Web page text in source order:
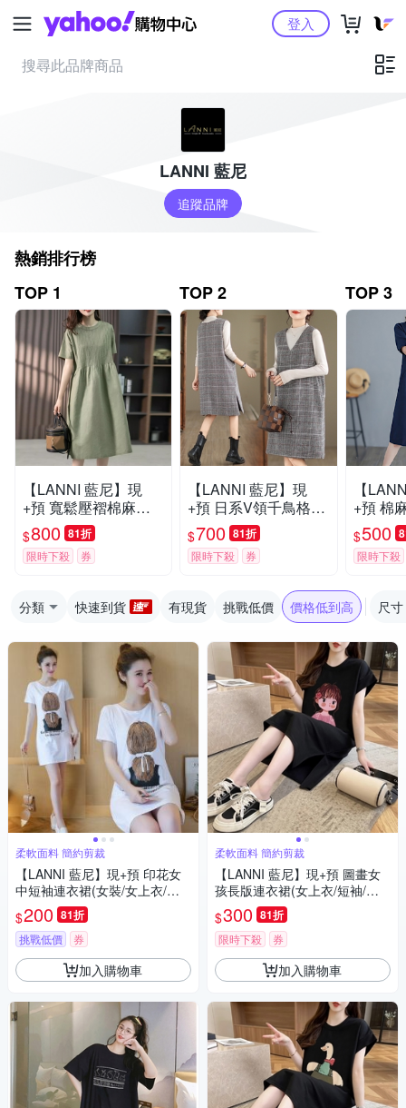
Yahoo購物中心登入
LANNI 藍尼
追蹤品牌
熱銷排行榜
TOP 1
【LANNI 藍尼】現
+預 寬鬆壓褶棉麻連
衣裙(連身裙/中長款/
顯瘦)
$800 81折
限時下殺 券
TOP 2
【LANNI 藍尼】現
+預 日系V領千鳥格背
心連身裙(長裙/洋裝/
毛呢)
$700 81折
限時下殺 券
TOP 3
【
+預 棉
裝(女
裝/連身
$500
限時下殺
分類 快速到貨 有現貨 挑戰低價 價格低到高 尺寸
柔軟面料 簡約剪裁
【LANNI 藍尼】現+預 印花女
中短袖連衣裙(女裝/女上衣/長
版上衣/休閒/百搭/T恤/M-3XL)
$200 81折
挑戰低價 券
加入購物車
柔軟面料 簡約剪裁
【LANNI 藍尼】現+預 圖畫女
孩長版連衣裙(女上衣/短袖/休
閒)
$300 81折
限時下殺 券
加入購物車